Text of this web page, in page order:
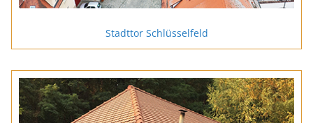
Stadttor Schlüsselfeld